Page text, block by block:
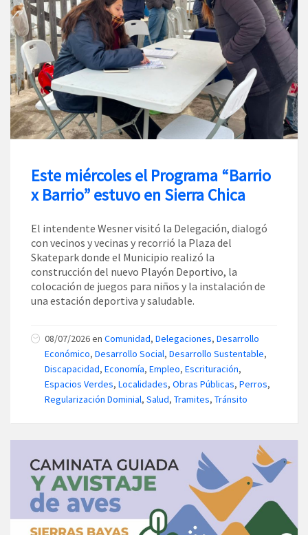
Este miércoles el Programa “Barrio
x Barrio” estuvo en Sierra Chica
El intendente Wesner visitó la Delegación, dialogó
con vecinos y vecinas y recorrió la Plaza del
Skatepark donde el Municipio realizó la
construcción del nuevo Playón Deportivo, la
colocación de juegos para niños y la instalación de
una estación deportiva y saludable.
08/07/2026en Comunidad, Delegaciones, Desarrollo
Económico, Desarrollo Social, Desarrollo Sustentable,
Discapacidad, Economía, Empleo, Escrituración,
Espacios Verdes, Localidades, Obras Públicas, Perros,
Regularización Dominial, Salud, Tramites, Tránsito